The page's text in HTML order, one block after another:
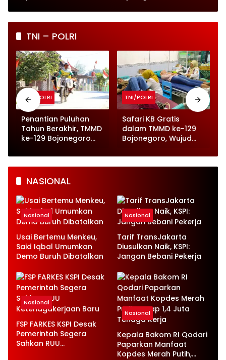
TNI – POLRI
TNI/POLRI
Penantian Puluhan
Tahun Berakhir, TMMD
ke-129 Bojonegoro
di Kesongo
TNI/POLRI
Safari KB Gratis
dalam TMMD ke-129
Bojonegoro, Wujud
pada Kesehatan
Keluarga
NASIONAL
Nasional
Usai Bertemu Menkeu,
Said Iqbal Umumkan
Demo Buruh Dibatalkan
Nasional
Tarif TransJakarta
Diusulkan Naik, KSPI:
Jangan Bebani Pekerja
Nasional
FSP FARKES KSPI Desak
Pemerintah Segera
Sahkan RUU
Nasional
Kepala Bakom RI Qodari
Paparkan Manfaat
Kopdes Merah Putih,